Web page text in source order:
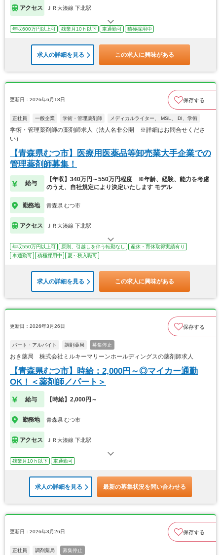
アクセス ＪＲ大湊線 下北駅
年収600万円以上可 残業月10ｈ以下 車通勤可 積極採用中
求人の詳細を見る この求人に興味がある
更新日：2026年6月18日 保存する
正社員 一般企業 学術・管理薬剤師 メディカルライター、 MSL、 DI、学術
学術・管理薬剤師の薬剤師求人（法人名非公開 ※詳細はお問合せくださ
い）
【青森県むつ市】医療用医薬品等卸売業大手企業での
管理薬剤師募集！
給与
【年収】340万円～550万円程度 ※年齢、経験、能力を考慮
のうえ、自社規定により決定いたします モデル
勤務地 青森県 むつ市
アクセス ＪＲ大湊線 下北駅
年収550万円以上可 原則、引越しを伴う転勤なし
産休・育休取得実績有り
車通勤可
積極採用中 夏～秋入職可
求人の詳細を見る この求人に興味がある
更新日：2026年3月26日 保存する
パート・アルバイト 調剤薬局 募集停止
おき薬局 株式会社ミルキーマリーンホールディングスの薬剤師求人
【青森県むつ市】時給：2,000円～◎マイカー通勤
OK！＜薬剤師／パート＞
給与 【時給】2,000円～
勤務地 青森県 むつ市
アクセス ＪＲ大湊線 下北駅
残業月10ｈ以下 車通勤可
求人の詳細を見る 最新の募集状況を問い合わせる
更新日：2026年3月26日 保存する
正社員 調剤薬局 募集停止